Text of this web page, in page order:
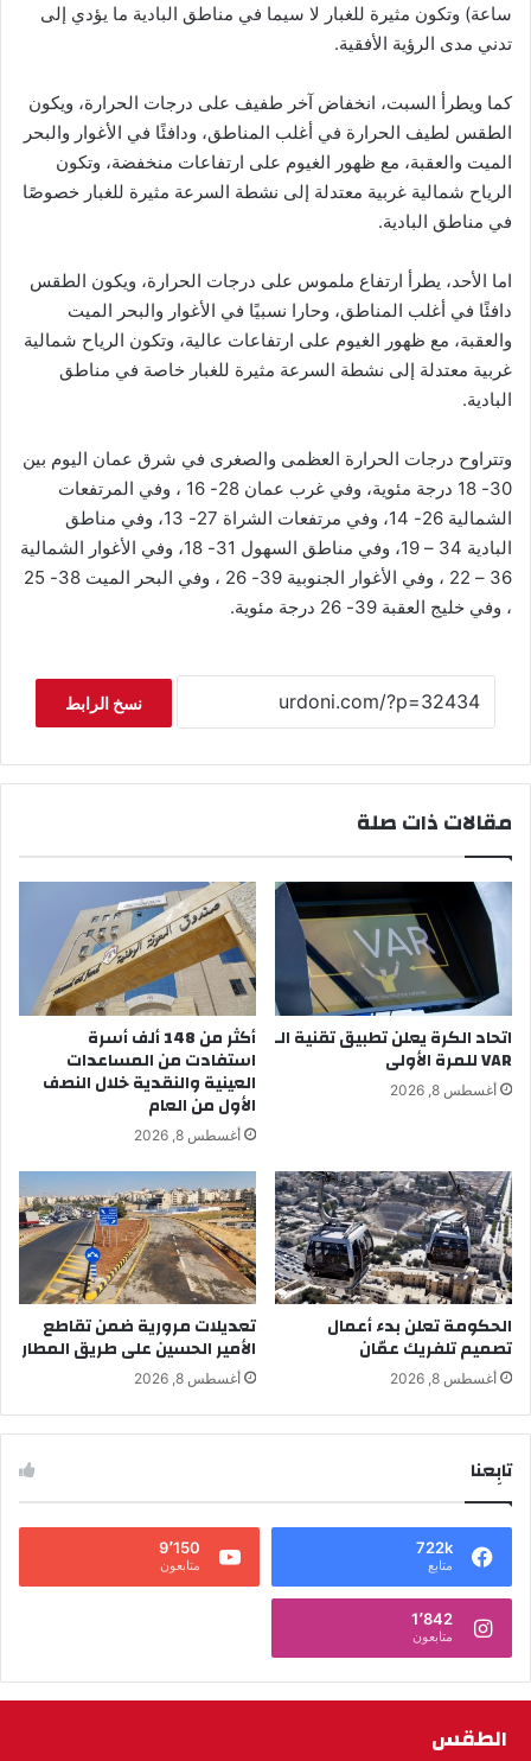
ساعة) وتكون مثيرة للغبار لا سيما في مناطق البادية ما يؤدي إلى
تدني مدى الرؤية الأفقية.
كما ويطرأ السبت، انخفاض آخر طفيف على درجات الحرارة، ويكون
الطقس لطيف الحرارة في أغلب المناطق، ودافئًا في الأغوار والبحر
الميت والعقبة، مع ظهور الغيوم على ارتفاعات منخفضة، وتكون
الرياح شمالية غربية معتدلة إلى نشطة السرعة مثيرة للغبار خصوصًا
في مناطق البادية.
اما الأحد، يطرأ ارتفاع ملموس على درجات الحرارة، ويكون الطقس
دافئًا في أغلب المناطق، وحارا نسبيًا في الأغوار والبحر الميت
والعقبة، مع ظهور الغيوم على ارتفاعات عالية، وتكون الرياح شمالية
غربية معتدلة إلى نشطة السرعة مثيرة للغبار خاصة في مناطق
البادية.
وتتراوح درجات الحرارة العظمى والصغرى في شرق عمان اليوم بين
30- 18 درجة مئوية، وفي غرب عمان 28- 16 ، وفي المرتفعات
الشمالية 26- 14، وفي مرتفعات الشراة 27- 13، وفي مناطق
البادية 34 – 19، وفي مناطق السهول 31- 18، وفي الأغوار الشمالية
36 – 22 ، وفي الأغوار الجنوبية 39- 26 ، وفي البحر الميت 38- 25
، وفي خليج العقبة 39- 26 درجة مئوية.
نسخ الرابط
مقالات ذات صلة
اتحاد الكرة يعلن تطبيق تقنية الـ
VAR للمرة الأولى
أغسطس 8, 2026
أكثر من 148 ألف أسرة
استفادت من المساعدات
العينية والنقدية خلال النصف
الأول من العام
أغسطس 8, 2026
الحكومة تعلن بدء أعمال
تصميم تلفريك عمّان
أغسطس 8, 2026
تعديلات مرورية ضمن تقاطع
الأمير الحسين على طريق المطار
أغسطس 8, 2026
تابِعنا
722k
متابع
9٬150
متابعون
1٬842
متابعون
الطقس